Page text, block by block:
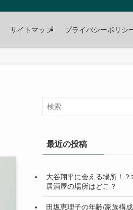
サイトマップ プライバシーポリシ
最近の投稿
大谷翔平に会える場所！
居酒屋の場所はどこ？
田坂恵理子の年齢/家族構